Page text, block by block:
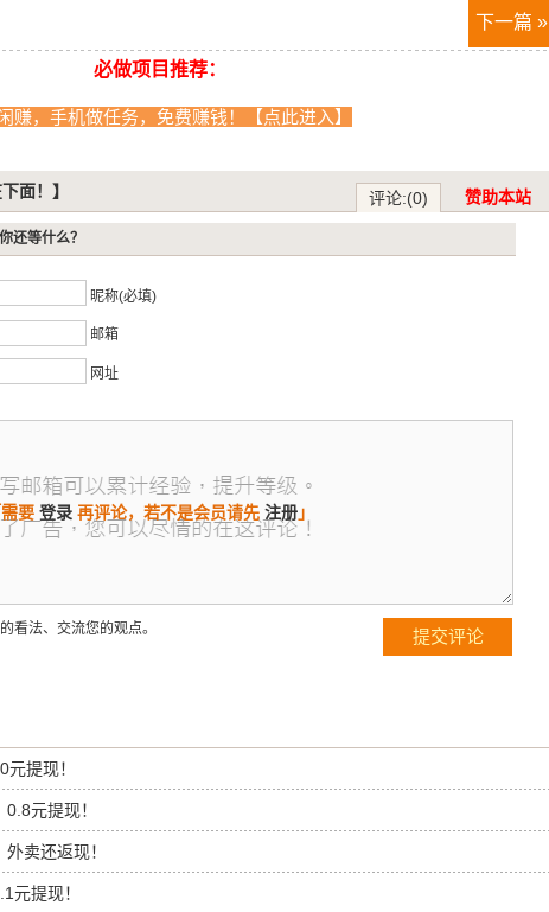
下一篇 »
必做项目推荐：
赚，手机做任务，免费赚钱！【点此进入】
评论:(0) 赞助本站
面！】
还等什么？
昵称(必填)
邮箱
网址
看法、交流您的观点。
提现！
元提现！
卖还返现！
元提现！
需要 登录 再评论，若不是会员请先 注册」